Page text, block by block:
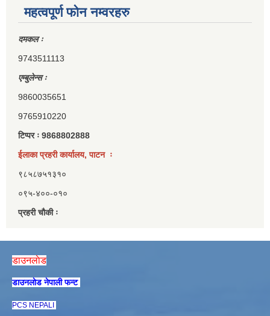
महत्वपूर्ण फोन नम्वरहरु
दमकल ः
9743511113
एम्बुलेन्स ः
9860035651
9765910220
टिप्पर ः 9868802888
ईलाका प्रहरी कार्यालय, पाटन ः
९८५८७५१३१०
०९५-४००-०१०
प्रहरी चौकी ः
डाउनलाेड
डाउनलाेड नेपाली फन्ट
PCS NEPALI